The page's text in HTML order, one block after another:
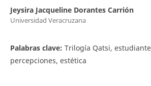
Jeysira Jacqueline Dorantes Carrión
Universidad Veracruzana
Palabras clave: Trilogía Qatsi,
percepciones, estética